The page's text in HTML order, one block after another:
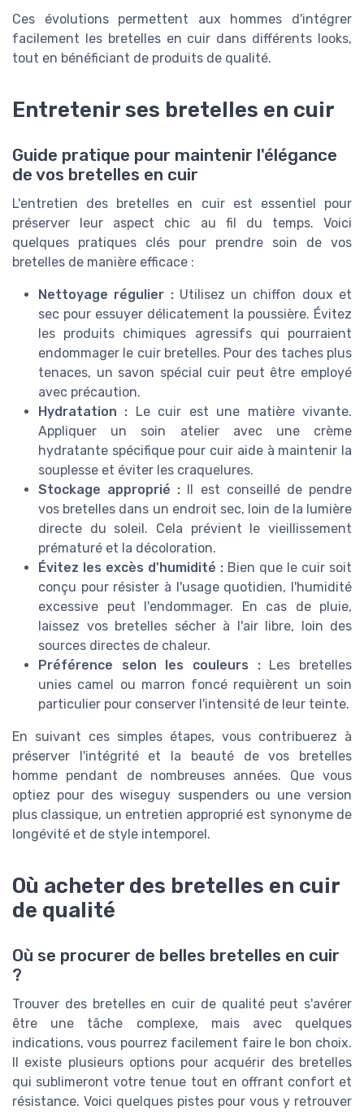
Ces évolutions permettent aux hommes d'intégrer
facilement les bretelles en cuir dans différents looks,
tout en bénéficiant de produits de qualité.
Entretenir ses bretelles en cuir
Guide pratique pour maintenir l'élégance
de vos bretelles en cuir
L'entretien des bretelles en cuir est essentiel pour
préserver leur aspect chic au fil du temps. Voici
quelques pratiques clés pour prendre soin de vos
bretelles de manière efficace :
Nettoyage régulier :Utilisez un chiffon doux et
sec pour essuyer délicatement la poussière. Évitez
les produits chimiques agressifs qui pourraient
endommager le cuir bretelles. Pour des taches plus
tenaces, un savon spécial cuir peut être employé
avec précaution.
Hydratation : Le cuir est une matière vivante.
Appliquer un soin atelier avec une crème
hydratante spécifique pour cuir aide à maintenir la
souplesse et éviter les craquelures.
Stockage approprié : Il est conseillé de pendre
vos bretelles dans un endroit sec, loin de la lumière
directe du soleil. Cela prévient le vieillissement
prématuré et la décoloration.
Évitez les excès d'humidité : Bien que le cuir soit
conçu pour résister à l'usage quotidien, l'humidité
excessive peut l'endommager. En cas de pluie,
laissez vos bretelles sécher à l'air libre, loin des
sources directes de chaleur.
Préférence selon les couleurs :Les bretelles
unies camel ou marron foncé requièrent un soin
particulier pour conserver l'intensité de leur teinte.
En suivant ces simples étapes, vous contribuerez à
préserver l'intégrité et la beauté de vos bretelles
homme pendant de nombreuses années. Que vous
optiez pour des wiseguy suspenders ou une version
plus classique, un entretien approprié est synonyme de
longévité et de style intemporel.
Où acheter des bretelles en cuir
de qualité
Où se procurer de belles bretelles en cuir
?
Trouver des bretelles en cuir de qualité peut s'avérer
être une tâche complexe, mais avec quelques
indications, vous pourrez facilement faire le bon choix.
Il existe plusieurs options pour acquérir des bretelles
qui sublimeront votre tenue tout en offrant confort et
résistance. Voici quelques pistes pour vous y retrouver